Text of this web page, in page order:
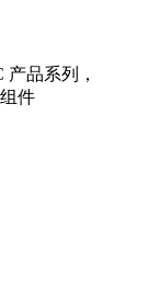
品系列，
件